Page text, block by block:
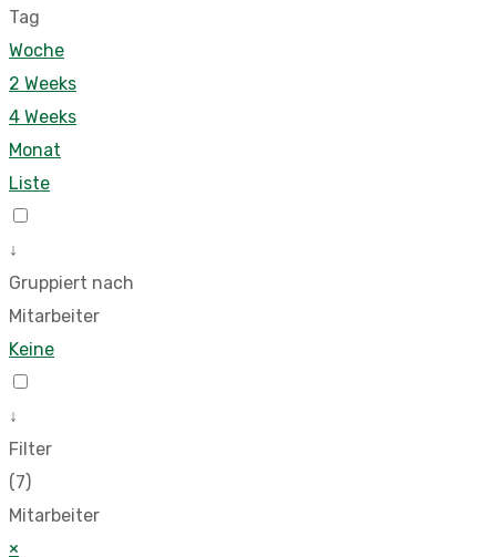
Tag
Woche
2 Weeks
4 Weeks
Monat
Liste
↓
Gruppiert nach
Mitarbeiter
Keine
↓
Filter
(7)
Mitarbeiter
×